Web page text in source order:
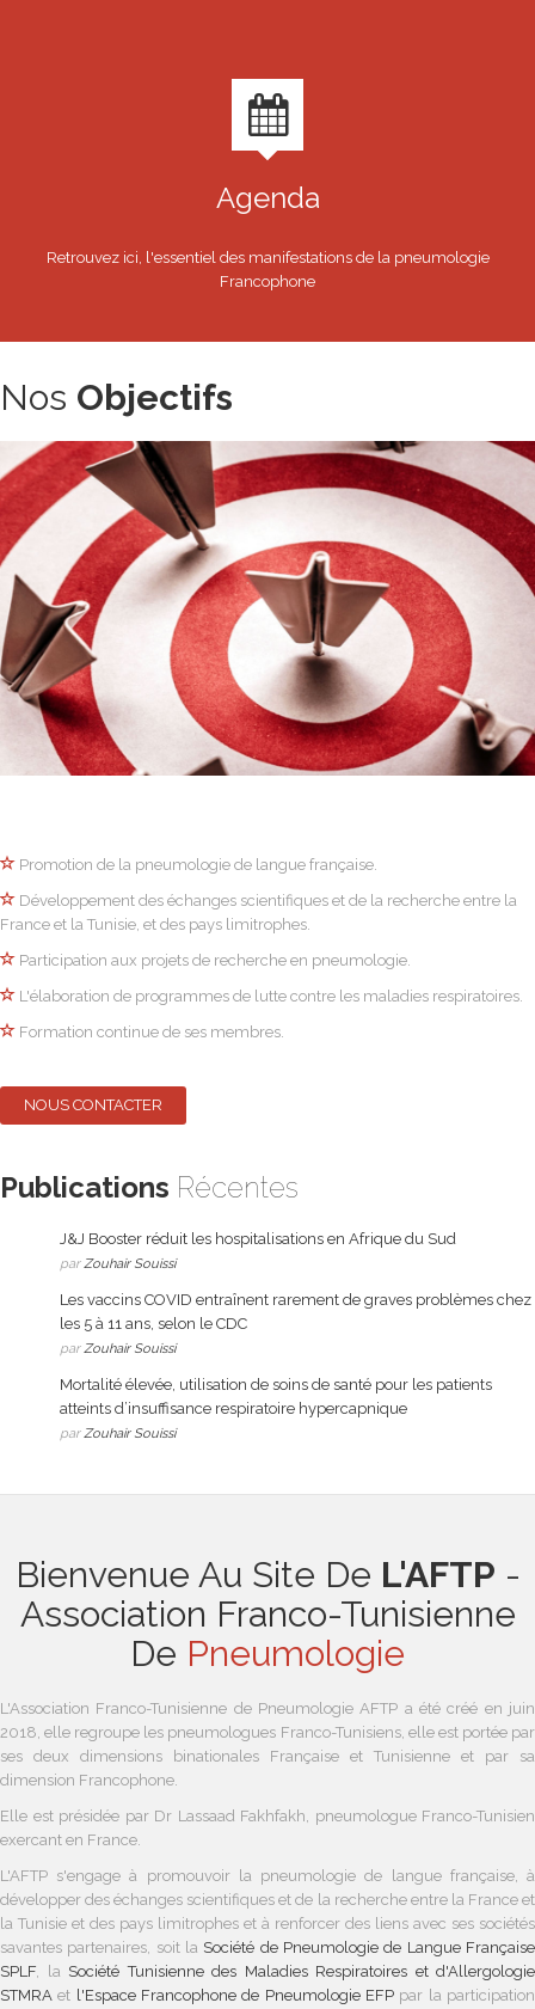
Agenda
Retrouvez ici, l'essentiel des manifestations de la pneumologie
Francophone
Nos Objectifs
Promotion de la pneumologie de langue française.
Développement des échanges scientifiques et de la recherche entre la
France et la Tunisie, et des pays limitrophes.
Participation aux projets de recherche en pneumologie.
L'élaboration de programmes de lutte contre les maladies respiratoires.
Formation continue de ses membres.
NOUS CONTACTER
Publications Récentes
J&J Booster réduit les hospitalisations en Afrique du Sud
parZouhair Souissi
Les vaccins COVID entraînent rarement de graves problèmes chez
les 5 à 11 ans, selon le CDC
parZouhair Souissi
Mortalité élevée, utilisation de soins de santé pour les patients
atteints d’insuffisance respiratoire hypercapnique
parZouhair Souissi
Bienvenue Au Site De L'AFTP -
Association Franco-Tunisienne
De Pneumologie
L'Association Franco-Tunisienne de Pneumologie AFTP a été créé en juin
2018, elle regroupe les pneumologues Franco-Tunisiens, elle est portée par
ses deux dimensions binationales Française et Tunisienne et par sa
dimension Francophone.
Elle est présidée par Dr Lassaad Fakhfakh, pneumologue Franco-Tunisien
exercant en France.
L'AFTP s'engage à promouvoir la pneumologie de langue française, à
développer des échanges scientifiques et de la recherche entre la France et
la Tunisie et des pays limitrophes et à renforcer des liens avec ses sociétés
savantes partenaires, soit la Société de Pneumologie de Langue Française
SPLF, la Société Tunisienne des Maladies Respiratoires et d'Allergologie
STMRA et l'Espace Francophone de PneumologieEFP par la participation